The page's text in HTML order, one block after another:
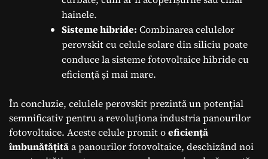
hainele.
Sisteme hibride: Combinarea celulelor
perovskit cu celule solare din siliciu poate
conduce la sisteme fotovoltaice hibride cu
eficiență și mai mare.
În concluzie, celulele perovskit prezintă un potențial
semnificativ pentru a revoluționa industria panourilor
fotovoltaice. Aceste celule promit oeficiență
îmbunătățităa panourilor fotovoltaice, deschizând noi